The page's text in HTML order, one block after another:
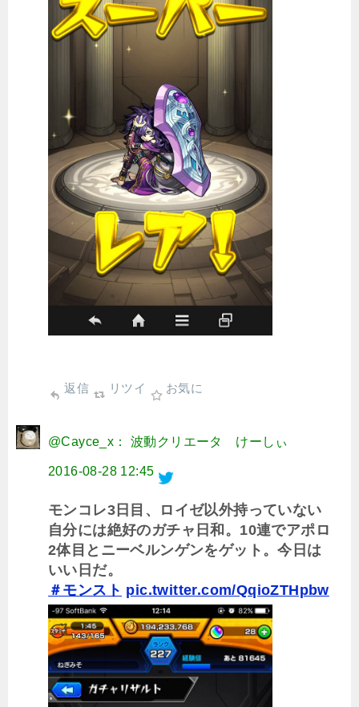
返信 リツイ お気に
@Cayce_x： 波動クリエータ けーしぃ
2016-08-28 12:45
モンコレ3日目、ロイゼ以外持っていない
自分には絶好のガチャ日和。10連でアポロ
2体目とニーベルンゲンをゲット。今日は
いい日だ。
＃モンスト pic.twitter.com/QqioZTHpbw